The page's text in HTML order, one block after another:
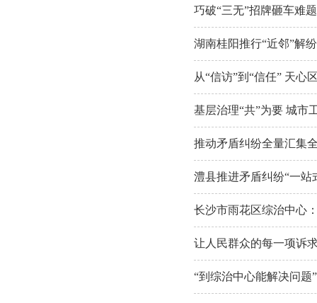
巧破“三无”招牌砸车难
湖南桂阳推行“近邻”解
从“信访”到“信任” 天心
基层治理“共”为要 城市
推动矛盾纠纷全量汇集
澧县推进矛盾纠纷“一站
长沙市雨花区综治中心
让人民群众的每一项诉
“到综治中心能解决问